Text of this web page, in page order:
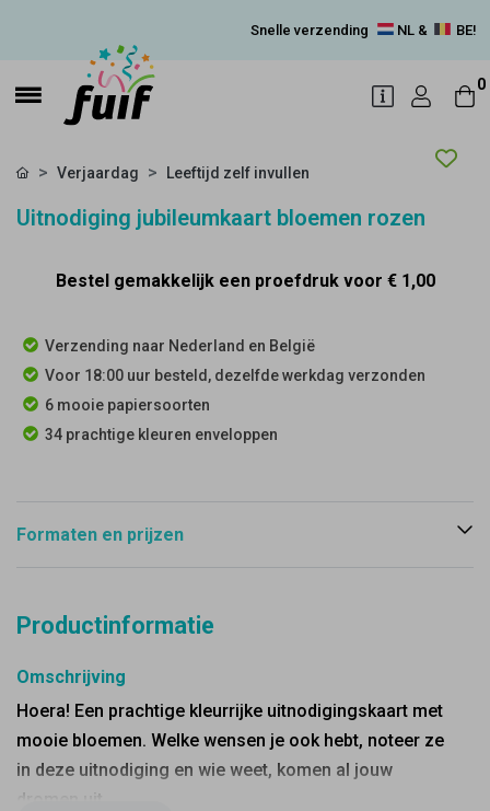
Snelle verzending NL & BE!
0
Verjaardag Leeftijd zelf invullen
Uitnodiging jubileumkaart bloemen rozen
Bestel gemakkelijk een proefdruk voor € 1,00
Verzending naar Nederland en België
Voor 18:00 uur besteld, dezelfde werkdag verzonden
6 mooie papiersoorten
34 prachtige kleuren enveloppen
Formaten en prijzen
Productinformatie
Omschrijving
Hoera! Een prachtige kleurrijke uitnodigingskaart met
mooie bloemen. Welke wensen je ook hebt, noteer ze
in deze uitnodiging en wie weet, komen al jouw
dromen uit.